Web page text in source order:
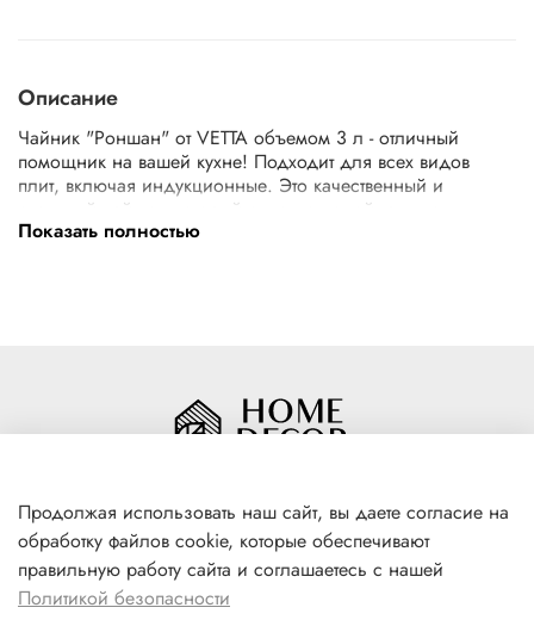
Описание
Чайник "Роншан" от VETTA объемом 3 л - отличный
помощник на вашей кухне! Подходит для всех видов
плит, включая индукционные. Это качественный и
стильный чайник, который отлично подойдет для
приготовления горячих напитков в домашних условиях.
время и энергию. Это делает его идеальным выбором
для тех, кто ценит комфорт и практичность в
Показать полностью
+7(996) 316 00 81
г. Якутск, ул. Лермонтова 102
Продолжая использовать наш сайт, вы даете согласие на
обработку файлов cookie, которые обеспечивают
правильную работу сайта и соглашаетесь с нашей
Политикой безопасности